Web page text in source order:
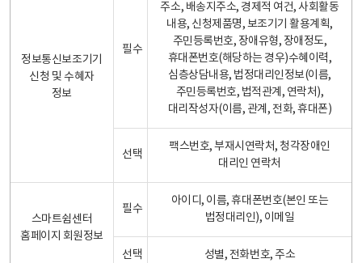
정보통신보조기기
신청 및 수혜자
정보
필수
주소, 배송지주소, 경제적 여건, 사회활동
내용, 신청제품명, 보조기기 활용계획,
주민등록번호, 장애유형, 장애정도,
휴대폰번호(해당하는 경우)수혜이력,
심층상담내용, 법정대리인정보(이름,
주민등록번호, 법적관계, 연락처),
대리작성자(이름, 관계, 전화, 휴대폰)
선택
팩스번호, 부재시연락처, 청각장애인
대리인 연락처
스마트쉼센터
홈페이지 회원정보
필수
아이디, 이름, 휴대폰번호(본인 또는
법정대리인), 이메일
선택 성별, 전화번호, 주소